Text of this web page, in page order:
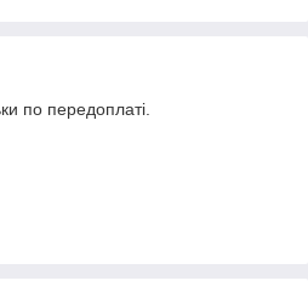
по передоплаті.